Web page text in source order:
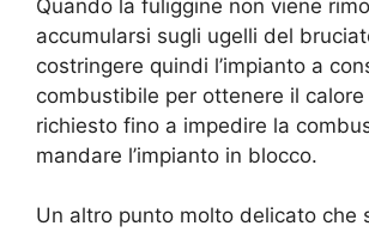
Quando la fuliggine non viene
accumularsi sugli ugelli del
costringere quindi l’impianto a
combustibile per ottenere il
richiesto fino a impedire la
mandare l’impianto in blocco.
Un altro punto molto delicato che